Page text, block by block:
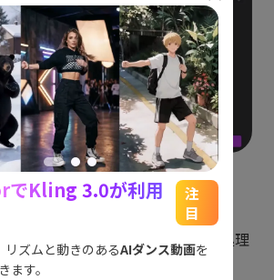
リックして処理開始
ンを押すと、AIによる字幕削除処理
でKling 3.0が利用
注
目
リズムと動きのあるAIダンス動画を
ます。
ョッ